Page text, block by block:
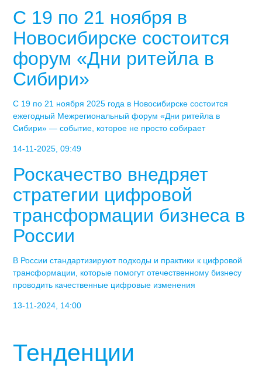
С 19 по 21 ноября в
Новосибирске состоится
форум «Дни ритейла в
Сибири»
С 19 по 21 ноября 2025 года в Новосибирске состоится
ежегодный Межрегиональный форум «Дни ритейла в
Сибири» — событие, которое не просто собирает
14-11-2025, 09:49
Роскачество внедряет
стратегии цифровой
трансформации бизнеса в
России
В России стандартизируют подходы и практики к цифровой
трансформации, которые помогут отечественному бизнесу
проводить качественные цифровые изменения
13-11-2024, 14:00
Тенденции